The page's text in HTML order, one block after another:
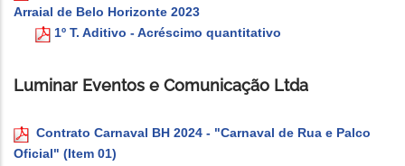
Arraial de Belo Horizonte 2023
1º T. Aditivo - Acréscimo quantitativo
Luminar Eventos e Comunicação Ltda
Contrato Carnaval BH 2024 - "Carnaval de Rua e Palco
Oficial" (Item 01)